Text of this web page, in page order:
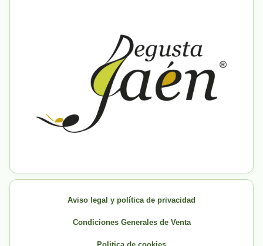
Aviso legal y política de privacidad
Condiciones Generales de Venta